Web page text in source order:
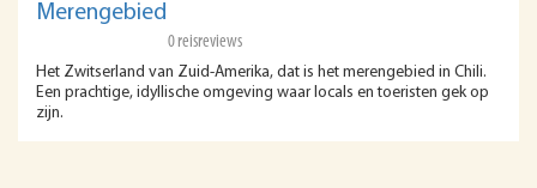
Merengebied
0 reisreviews
Het Zwitserland van Zuid-Amerika, dat is het merengebied in Chili.
Een prachtige, idyllische omgeving waar locals en toeristen gek op
zijn.